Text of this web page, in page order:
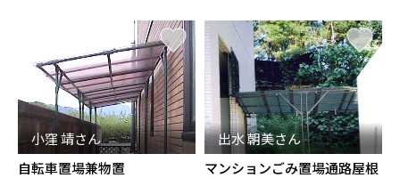
小窪 靖さん
自転車置場兼物置
出水 朝美さん
マンションごみ置場通路屋根